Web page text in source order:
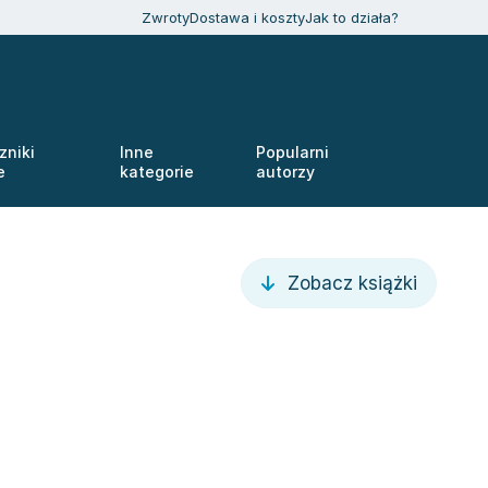
ZwrotyDostawa i kosztyJak to działa?
Inne
kategorie
Popularni
autorzy
Zobacz książki